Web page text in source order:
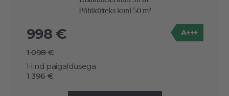
Põhikütteks kuni 50 m²
998 €
1 098 €
Hind paigaldusega
1 396 €
A+++